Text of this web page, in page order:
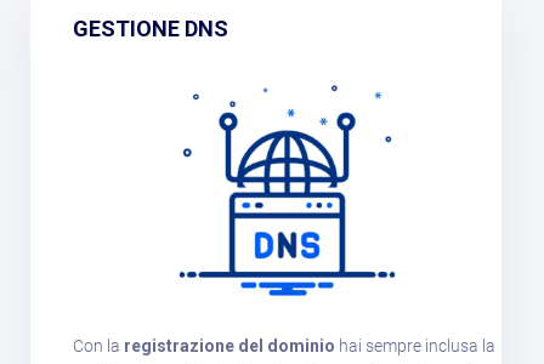
GESTIONE DNS
Con la registrazione del dominio hai sempre inclusa la